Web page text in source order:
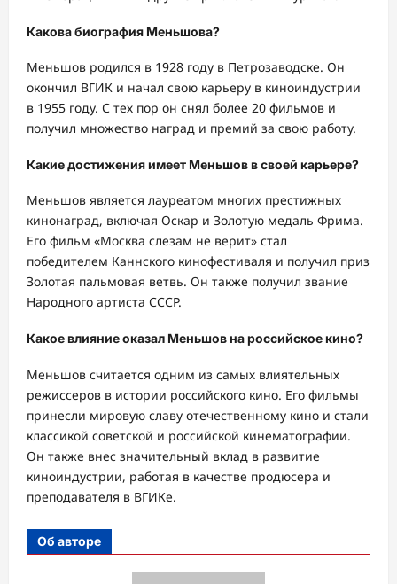
Какова биография Меньшова?
Меньшов родился в 1928 году в Петрозаводске. Он
окончил ВГИК и начал свою карьеру в киноиндустрии
в 1955 году. С тех пор он снял более 20 фильмов и
получил множество наград и премий за свою работу.
Какие достижения имеет Меньшов в своей карьере?
Меньшов является лауреатом многих престижных
кинонаград, включая Оскар и Золотую медаль Фрима.
Его фильм «Москва слезам не верит» стал
победителем Каннского кинофестиваля и получил приз
Золотая пальмовая ветвь. Он также получил звание
Народного артиста СССР.
Какое влияние оказал Меньшов на российское кино?
Меньшов считается одним из самых влиятельных
режиссеров в истории российского кино. Его фильмы
принесли мировую славу отечественному кино и стали
классикой советской и российской кинематографии.
Он также внес значительный вклад в развитие
киноиндустрии, работая в качестве продюсера и
преподавателя в ВГИКе.
Об авторе